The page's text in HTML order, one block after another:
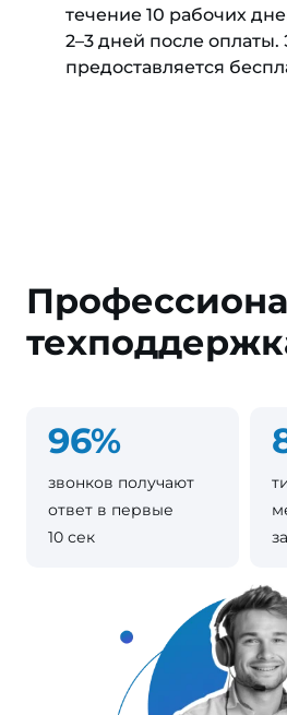
течение 10 рабочих
2–3 дней после
предоставляется
96%
звонков получают
ответ в первые
10 сек